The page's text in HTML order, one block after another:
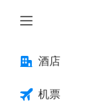
酒店
机票